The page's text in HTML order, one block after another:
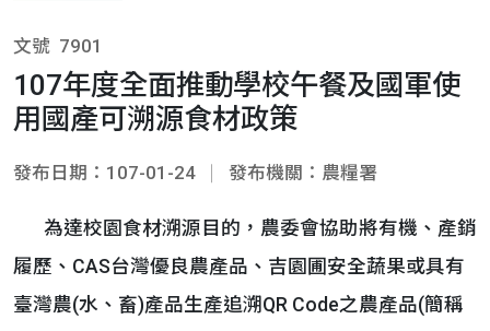
文號 7901
107年度全面推動學校午餐及國軍使
用國產可溯源食材政策
發布日期：107-01-24 發布機關：農糧署
為達校園食材溯源目的，農委會協助將有機、產銷
履歷、CAS台灣優良農產品、吉園圃安全蔬果或具有
臺灣農(水、畜)產品生產追溯QR Code之農產品(簡稱